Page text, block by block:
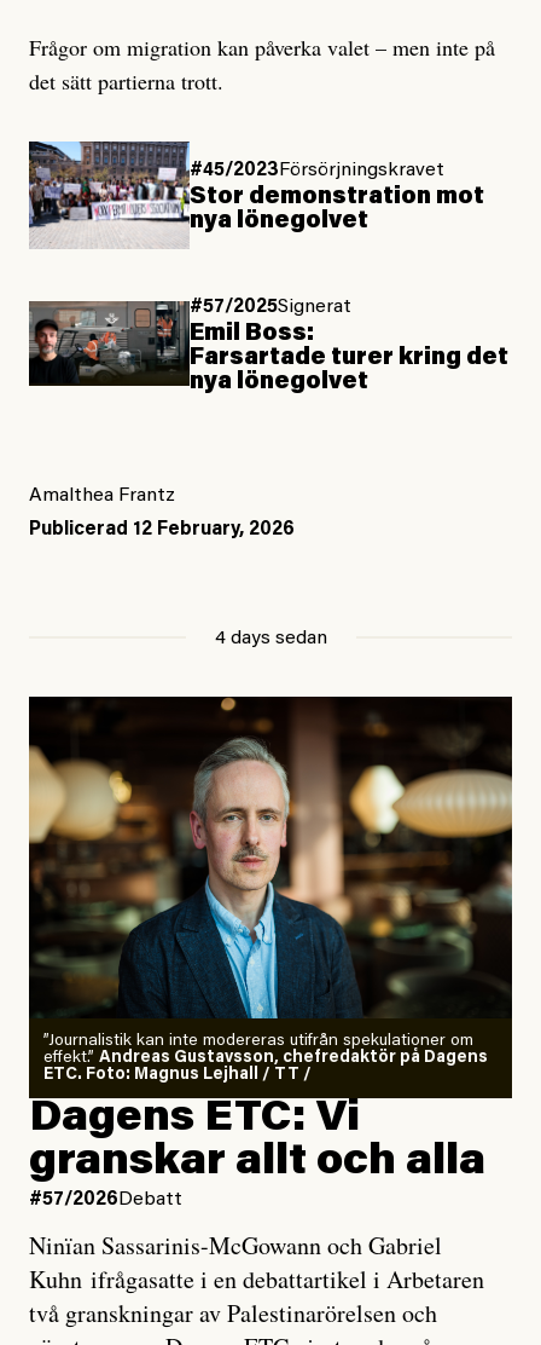
Frågor om migration kan påverka valet – men inte på
det sätt partierna trott.
#45/2023Försörjningskravet
Stor demonstration mot
nya lönegolvet
#57/2025Signerat
Emil Boss:
Farsartade turer kring det
nya lönegolvet
Amalthea Frantz
Publicerad 12 February, 2026
4 days sedan
”Journalistik kan inte modereras utifrån spekulationer om
effekt.” Andreas Gustavsson, chefredaktör på Dagens
ETC. Foto: Magnus Lejhall / TT /
Dagens ETC: Vi
granskar allt och alla
#57/2026Debatt
Ninïan Sassarinis-McGowann och Gabriel
Kuhn ifrågasatte i en debattartikel i Arbetaren
två granskningar av Palestinarörelsen och